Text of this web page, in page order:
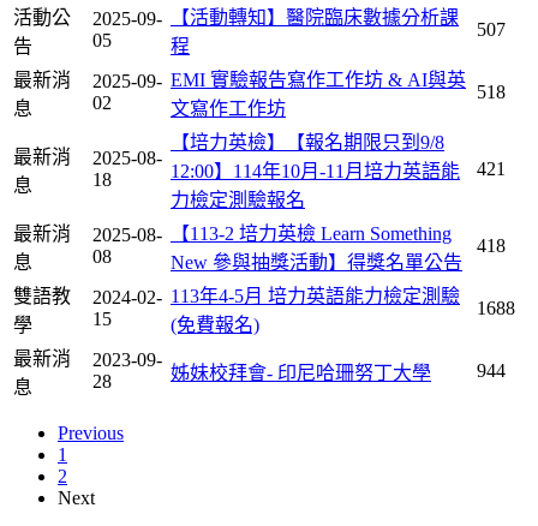
活動公
告
2025-09-
05
【活動轉知】醫院臨床數據分析課
程
507
最新消
息
2025-09-
02
EMI 實驗報告寫作工作坊 & AI與英
文寫作工作坊
518
最新消
息
2025-08-
18
【培力英檢】【報名期限只到9/8
12:00】114年10月-11月培力英語能
力檢定測驗報名
421
最新消
息
2025-08-
08
【113-2 培力英檢 Learn Something
New 參與抽獎活動】得獎名單公告
418
雙語教
學
2024-02-
15
113年4-5月 培力英語能力檢定測驗
(免費報名)
1688
最新消
息
2023-09-
28
姊妹校拜會- 印尼哈珊努丁大學 944
Previous
1
2
Next